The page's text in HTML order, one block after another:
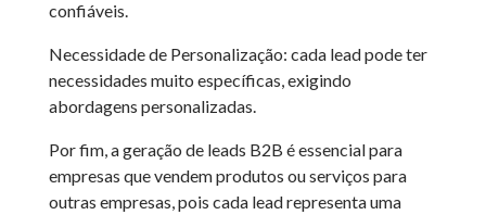
confiáveis.
Necessidade de Personalização: cada lead pode ter
necessidades muito específicas, exigindo
abordagens personalizadas.
Por fim, a geração de leads B2B é essencial para
empresas que vendem produtos ou serviços para
outras empresas, pois cada lead representa uma